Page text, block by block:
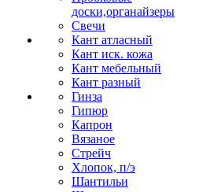
доски,органайзеры
Свечи
Кант атласный
Кант иск. кожа
Кант мебельный
Кант разный
Гинза
Гипюр
Капрон
Вязаное
Стрейч
Хлопок, п/э
Шантильи